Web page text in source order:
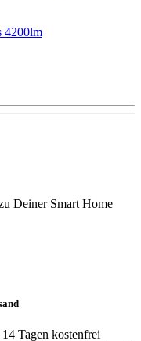
4200lm
Deiner Smart Home
Tagen kostenfrei